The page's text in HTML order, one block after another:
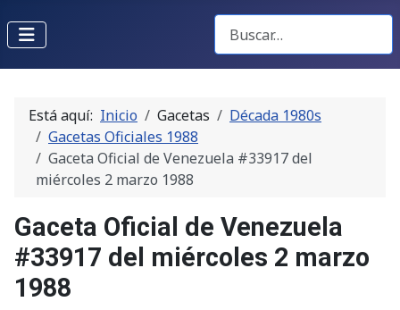
Buscar Gacetas
Está aquí: Inicio Gacetas
Década 1980s
Gacetas Oficiales 1988
Gaceta Oficial de Venezuela #33917 del
miércoles 2 marzo 1988
Gaceta Oficial de Venezuela
#33917 del miércoles 2 marzo
1988